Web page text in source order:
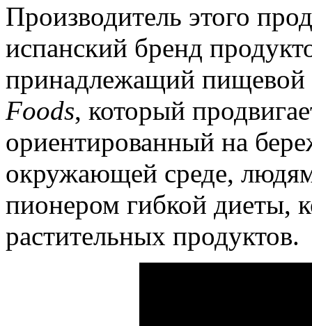
Производитель этого
испанский бренд
принадлежащий
Foods, который
ориентированный на
окружающей среде,
пионером гибкой диеты,
растительных продуктов.